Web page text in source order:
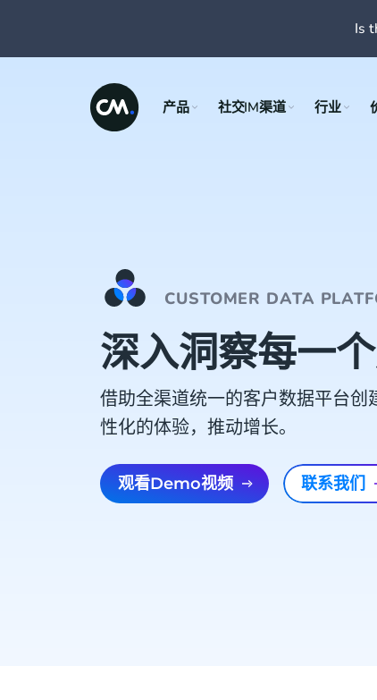
产品 社交IM渠道 行业
CUSTOMER DATA
深入洞察每一
借助全渠道统一的客户数据平台创
性化的体验，推动增长。
观看Demo视频 联系我们
Is